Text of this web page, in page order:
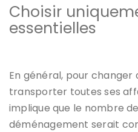
Choisir
essentielles
En général, pour changer
transporter toutes ses
implique que le nombre
déménagement serait